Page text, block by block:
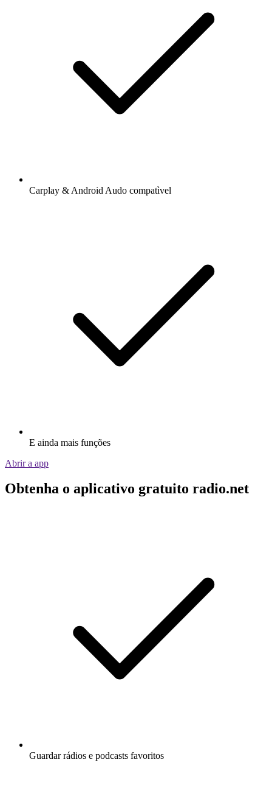
Carplay & Android Audo compatìvel
E ainda mais funções
Abrir a app
Obtenha o aplicativo gratuito radio.net
Guardar rádios e podcasts favoritos